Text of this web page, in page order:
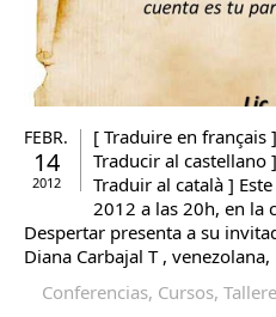
FEBR.
14
2012
[ Traduire en
Traducir al castellano
Traduir al català ]
2012 a las 20h, en la
Despertar presenta a su
Diana Carbajal T ,
Conferencias, Cursos,